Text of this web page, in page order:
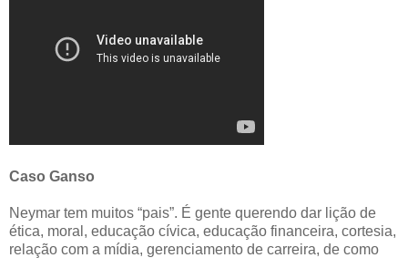
Caso Ganso
Neymar tem muitos “pais”. É gente querendo dar lição de
ética, moral, educação cívica, educação financeira, cortesia,
relação com a mídia, gerenciamento de carreira, de como